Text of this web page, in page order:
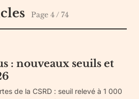
Page 4/ 74
: nouveaux seuils et
de la CSRD : seuil relevé à 1 000